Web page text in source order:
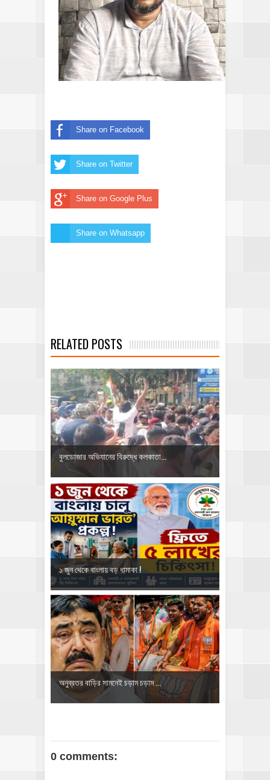
Share on Facebook
Share on Twitter
Share on Google Plus
Share on Whatsapp
RELATED POSTS
বুলডোজার অভিযানের বিরুদ্ধে কলকাতা...
১ জুন থেকে বাংলায় বড় ধামাকা !
অনুব্রতর বাড়ির সামনেই চড়াম চড়াম ...
0 comments: